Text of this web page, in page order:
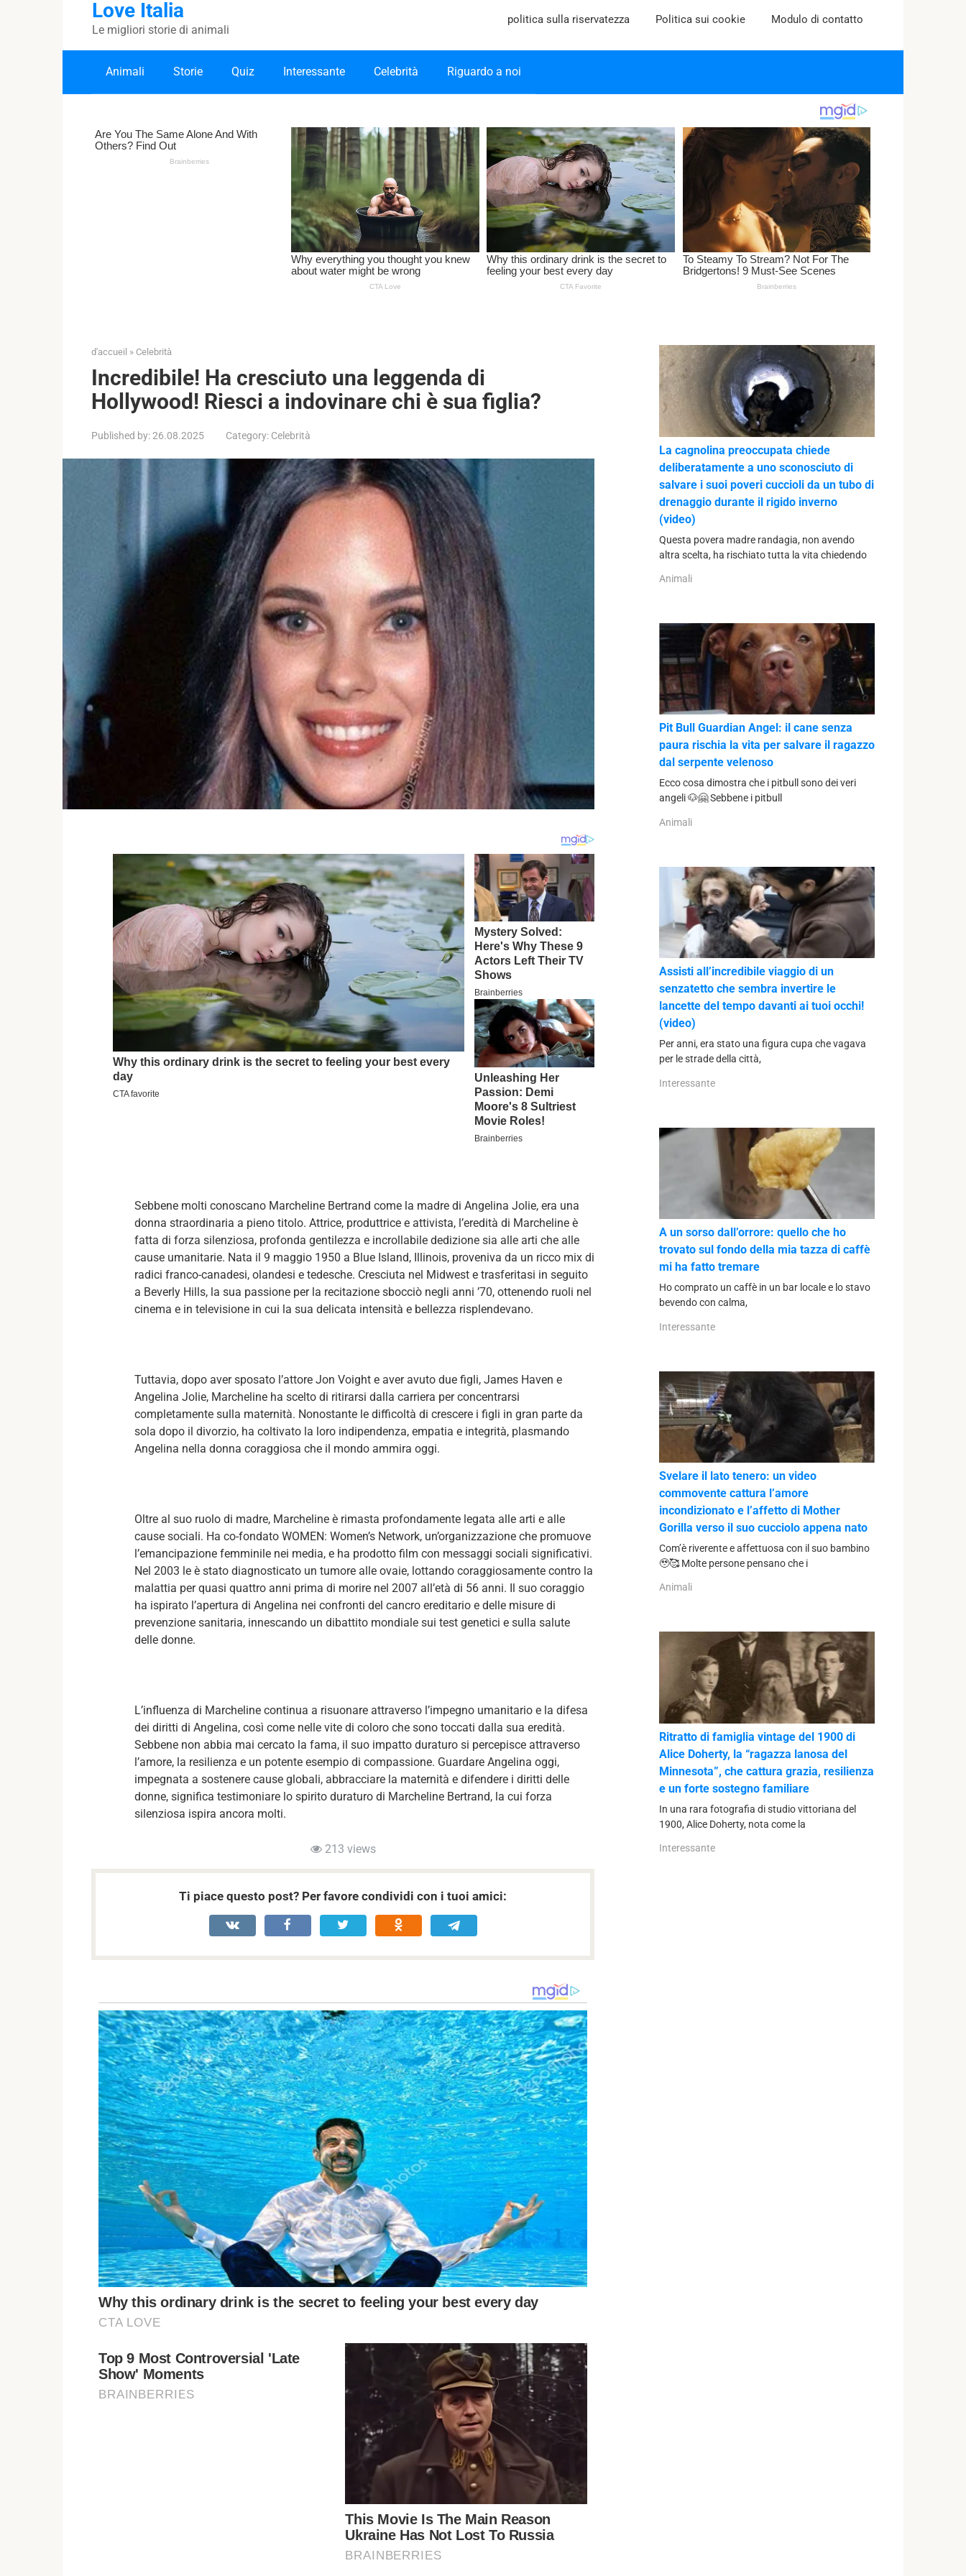
Love Italia
Le migliori storie di animali
politica sulla riservatezza Politica sui cookie Modulo di contatto
Animali Storie Quiz Interessante Celebrità Riguardo a noi
d'accueil » Celebrità
Incredibile! Ha cresciuto una leggenda di
Hollywood! Riesci a indovinare chi è sua figlia?
Published by:26.08.2025 Category: Celebrità
Sebbene molti conoscano Marcheline Bertrand come la madre di Angelina Jolie, era una
donna straordinaria a pieno titolo. Attrice, produttrice e attivista, l’eredità di Marcheline è
fatta di forza silenziosa, profonda gentilezza e incrollabile dedizione sia alle arti che alle
cause umanitarie. Nata il 9 maggio 1950 a Blue Island, Illinois, proveniva da un ricco mix di
radici franco-canadesi, olandesi e tedesche. Cresciuta nel Midwest e trasferitasi in seguito
a Beverly Hills, la sua passione per la recitazione sbocciò negli anni ’70, ottenendo ruoli nel
cinema e in televisione in cui la sua delicata intensità e bellezza risplendevano.
Tuttavia, dopo aver sposato l’attore Jon Voight e aver avuto due figli, James Haven e
Angelina Jolie, Marcheline ha scelto di ritirarsi dalla carriera per concentrarsi
completamente sulla maternità. Nonostante le difficoltà di crescere i figli in gran parte da
sola dopo il divorzio, ha coltivato la loro indipendenza, empatia e integrità, plasmando
Angelina nella donna coraggiosa che il mondo ammira oggi.
Oltre al suo ruolo di madre, Marcheline è rimasta profondamente legata alle arti e alle
cause sociali. Ha co-fondato WOMEN: Women’s Network, un’organizzazione che promuove
l’emancipazione femminile nei media, e ha prodotto film con messaggi sociali significativi.
Nel 2003 le è stato diagnosticato un tumore alle ovaie, lottando coraggiosamente contro la
malattia per quasi quattro anni prima di morire nel 2007 all’età di 56 anni. Il suo coraggio
ha ispirato l’apertura di Angelina nei confronti del cancro ereditario e delle misure di
prevenzione sanitaria, innescando un dibattito mondiale sui test genetici e sulla salute
delle donne.
L’influenza di Marcheline continua a risuonare attraverso l’impegno umanitario e la difesa
dei diritti di Angelina, così come nelle vite di coloro che sono toccati dalla sua eredità.
Sebbene non abbia mai cercato la fama, il suo impatto duraturo si percepisce attraverso
l’amore, la resilienza e un potente esempio di compassione. Guardare Angelina oggi,
impegnata a sostenere cause globali, abbracciare la maternità e difendere i diritti delle
donne, significa testimoniare lo spirito duraturo di Marcheline Bertrand, la cui forza
silenziosa ispira ancora molti.
213 views
Ti piace questo post? Per favore condividi con i tuoi amici:
La cagnolina preoccupata chiede
deliberatamente a uno sconosciuto di
salvare i suoi poveri cuccioli da un tubo di
drenaggio durante il rigido inverno
(video)
Questa povera madre randagia, non avendo
altra scelta, ha rischiato tutta la vita chiedendo
Animali
Pit Bull Guardian Angel: il cane senza
paura rischia la vita per salvare il ragazzo
dal serpente velenoso
Ecco cosa dimostra che i pitbull sono dei veri
angeli 🐶🤗 Sebbene i pitbull
Animali
Assisti all’incredibile viaggio di un
senzatetto che sembra invertire le
lancette del tempo davanti ai tuoi occhi!
(video)
Per anni, era stato una figura cupa che vagava
per le strade della città,
Interessante
A un sorso dall’orrore: quello che ho
trovato sul fondo della mia tazza di caffè
mi ha fatto tremare
Ho comprato un caffè in un bar locale e lo stavo
bevendo con calma,
Interessante
Svelare il lato tenero: un video
commovente cattura l’amore
incondizionato e l’affetto di Mother
Gorilla verso il suo cucciolo appena nato
Com’è riverente e affettuosa con il suo bambino
🥹🥰 Molte persone pensano che i
Animali
Ritratto di famiglia vintage del 1900 di
Alice Doherty, la “ragazza lanosa del
Minnesota”, che cattura grazia, resilienza
e un forte sostegno familiare
In una rara fotografia di studio vittoriana del
1900, Alice Doherty, nota come la
Interessante